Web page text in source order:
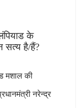
के
सत्य है/हैं?
मशाल की
नरेन्‍द्र